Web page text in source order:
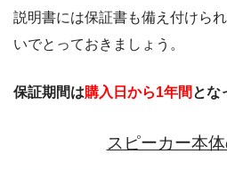
説明書には保証書も備え付けら
いでとっておきましょう。
保証期間は購入日から1年間 とな
スピーカー本